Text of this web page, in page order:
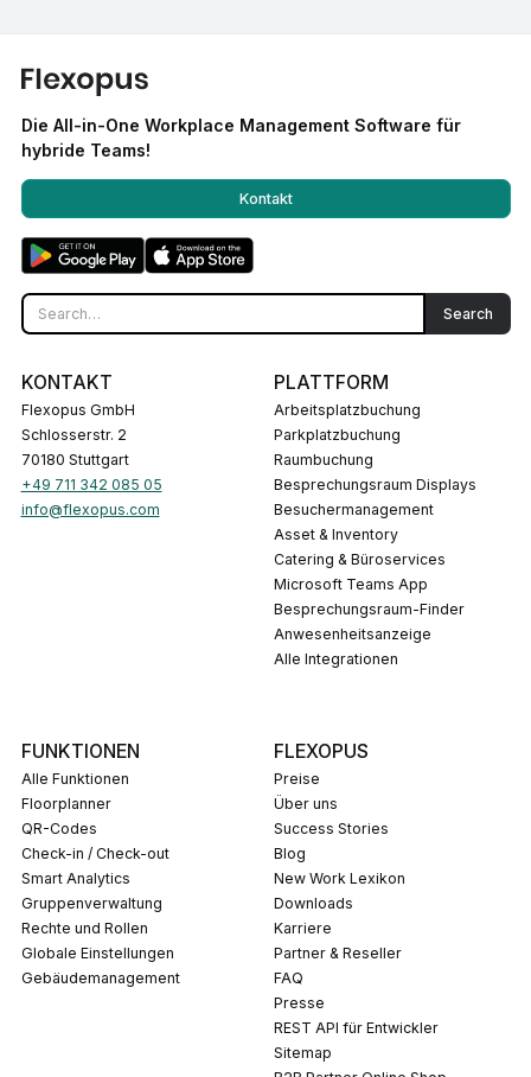
Die All-in-One Workplace Management Software für
hybride Teams!
Kontakt
KONTAKT
Flexopus GmbH
Schlosserstr. 2
70180 Stuttgart
+49 711 342 085 05
info@flexopus.com
PLATTFORM
Arbeitsplatzbuchung
Parkplatzbuchung
Raumbuchung
Besprechungsraum Displays
Besuchermanagement
Asset & Inventory
Catering & Büroservices
Microsoft Teams App
Besprechungsraum-Finder
Anwesenheitsanzeige
Alle Integrationen
FUNKTIONEN
Alle Funktionen
Floorplanner
QR-Codes
Check-in / Check-out
Smart Analytics
Gruppenverwaltung
Rechte und Rollen
Globale Einstellungen
Gebäudemanagement
FLEXOPUS
Preise
Über uns
Success Stories
Blog
New Work Lexikon
Downloads
Karriere
Partner & Reseller
FAQ
Presse
REST API für Entwickler
Sitemap